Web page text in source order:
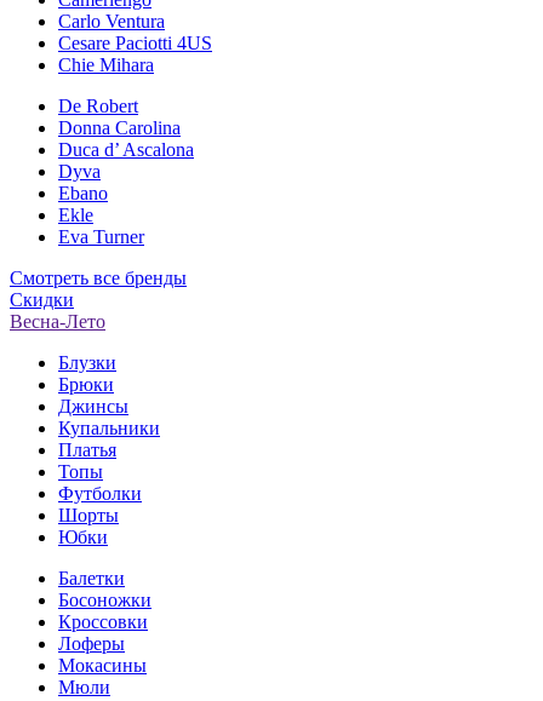
Carlo Ventura
Cesare Paciotti 4US
Chie Mihara
De Robert
Donna Carolina
Duca d’ Ascalona
Dyva
Ebano
Ekle
Eva Turner
Смотреть все бренды
Скидки
Весна-Лето
Блузки
Брюки
Джинсы
Купальники
Платья
Топы
Футболки
Шорты
Юбки
Балетки
Босоножки
Кроссовки
Лоферы
Мокасины
Мюли